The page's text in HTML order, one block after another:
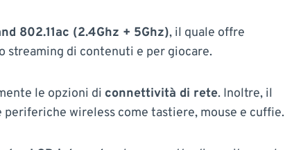
802.11ac (2.4Ghz + 5Ghz), il quale offre
streaming di contenuti e per giocare.
le opzioni di connettività di rete. Inoltre, il
wireless come tastiere, mouse e cuffie.